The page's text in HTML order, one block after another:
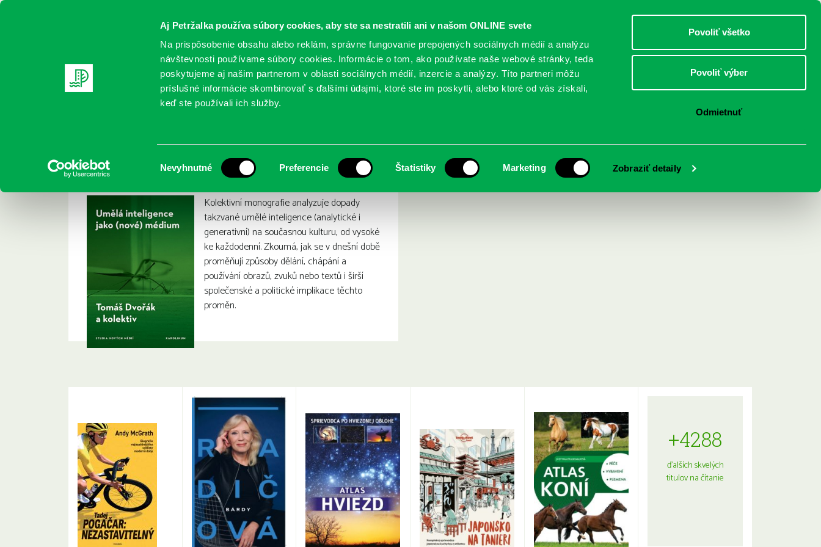
Aj Petržalka používa súbory cookies, aby ste sa nestratili ani v našom ONLINE svete
Na prispôsobenie obsahu alebo reklám, správne fungovanie prepojených sociálnych médií a analýzu
návštevnosti používame súbory cookies. Informácie o tom, ako používate naše webové stránky, teda
poskytujeme aj našim partnerom v oblasti sociálnych médií, inzercie a analýzy. Títo partneri môžu
príslušné informácie skombinovať s ďalšími údajmi, ktoré ste im poskytli, alebo ktoré od vás získali,
keď ste používali ich služby.
súhlasu
Nevyhnutné Preferencie Štatistiky Marketing Zobraziť detaily
Povoliť všetko
Povoliť výber
Odmietnuť
DOSPELÍ
REGISTRUJTE SA ONLINE KATALÓGY SLUŽBY PODUJATIA POBOČKY O KNIŽNICI
Dvořák, Tomáš: Umělá inteligence jako (nové) médium
Kolektivní monografie analyzuje dopady
takzvané umělé inteligence (analytické i
generativní) na současnou kulturu, od vysoké
ke každodenní. Zkoumá, jak se v dnešní době
proměňují způsoby dělání, chápání a
používání obrazů, zvuků nebo textů i širší
společenské a politické implikace těchto
proměn.
+4288
ďalších skvelých
titulov na čítanie